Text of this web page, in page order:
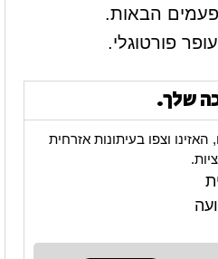
הבאות.
פורטוגלי.
שלך.
וצפו בעיתונות אזרחית